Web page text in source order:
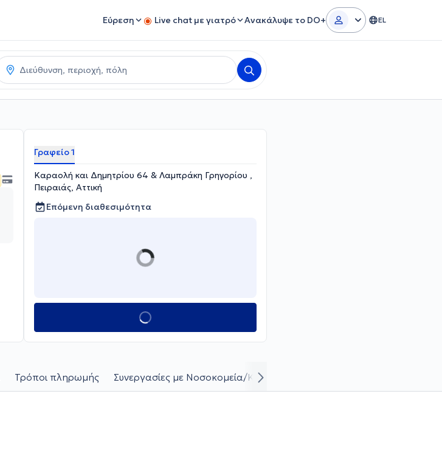
Εύρεση Live chat με γιατρό Ανακάλυψε το DO+ EL
Γραφείο 1
Καραολή και Δημητρίου 64 & Λαμπράκη Γρηγορίου ,
Πειραιάς, Αττική
Επόμενη διαθεσιμότητα
Τρόποι πληρωμής Συνεργασίες με Νοσοκομεία/Κλινικές